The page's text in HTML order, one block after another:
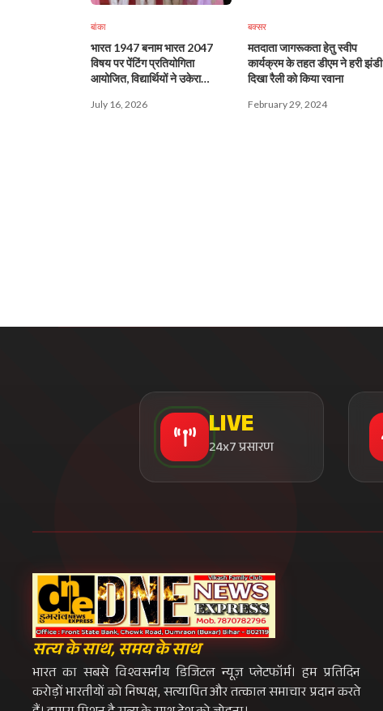
बांका
भारत 1947 बनाम भारत 2047
विषय पर पेंटिंग प्रतियोगिता
आयोजित, विद्यार्थियों ने उकेरा
July 16, 2026
बक्सर
मतदाता जागरूकता हेतु स्वीप
कार्यक्रम के तहत डीएम ने हरी झंडी
दिखा रैली को किया रवाना
February 29, 2024
LIVE
24x7 प्रसारण
सत्य के साथ, समय के साथ
भारत का सबसे विश्वसनीय डिजिटल न्यूज़ प्लेटफॉर्म। हम प्रतिदिन
करोड़ों भारतीयों को निष्पक्ष, सत्यापित और तत्काल समाचार प्रदान करते